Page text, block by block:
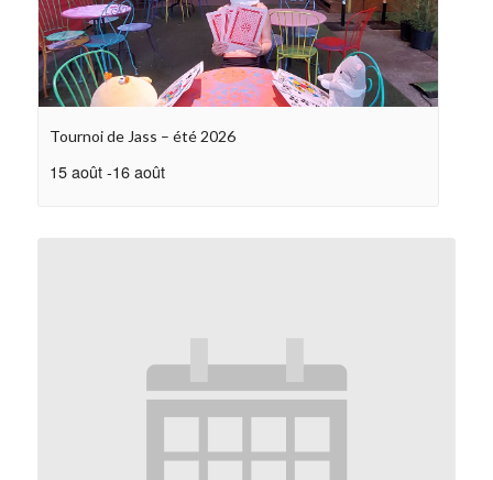
Tournoi de Jass – été 2026
15 août -16 août